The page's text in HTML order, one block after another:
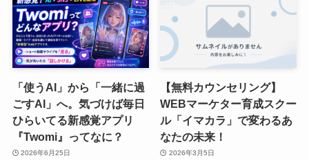
「使うAI」から「一緒に過
ごすAI」へ。気づけば毎日
ひらいてる新感覚アプリ
『Twomi』ってなに？
2026年6月25日
【無料カウンセリング】
WEBマーケター育成スクー
ル「イマカラ」で変わるあ
なたの未来！
2026年3月5日